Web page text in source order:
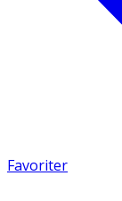
Favoriter